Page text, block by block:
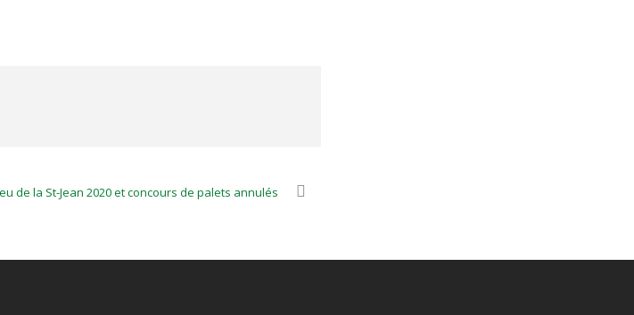
de la St-Jean 2020 et concours de palets annulés